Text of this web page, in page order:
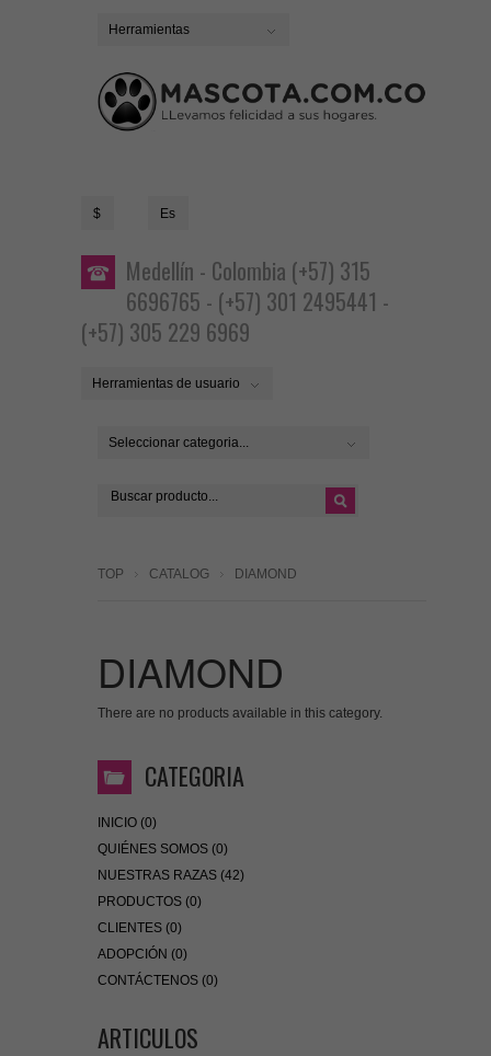
Herramientas
$ Es
Medellín - Colombia (+57) 315
6696765 - (+57) 301 2495441 -
(+57) 305 229 6969
Herramientas de usuario
Seleccionar categoria...
TOP CATALOG DIAMOND
DIAMOND
There are no products available in this category.
CATEGORIA
INICIO (0)
QUIÉNES SOMOS (0)
NUESTRAS RAZAS (42)
PRODUCTOS (0)
CLIENTES (0)
ADOPCIÓN (0)
CONTÁCTENOS (0)
ARTICULOS